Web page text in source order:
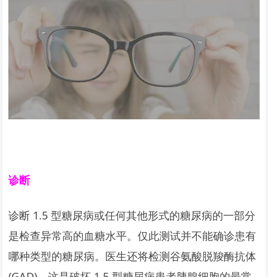
诊断
诊断 1.5 型糖尿病或任何其他形式的糖尿病的一部分
是检查异常高的血糖水平。仅此测试并不能确诊患有
哪种类型的糖尿病。医生还将检测谷氨酸脱羧酶抗体